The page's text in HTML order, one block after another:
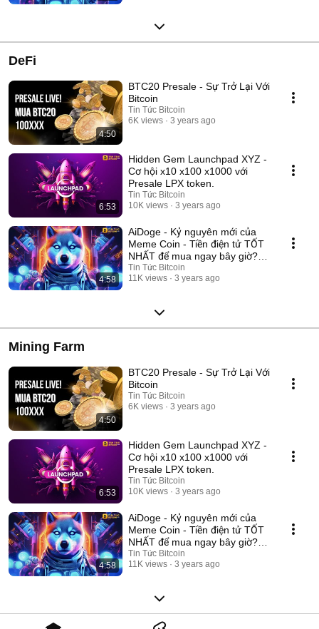
DeFi
4:50
BTC20 Presale - Sự Trở Lại Với
Bitcoin
Tin Tức Bitcoin
6K views
3 years ago
6:53
Hidden Gem Launchpad XYZ -
Cơ hội x10 x100 x1000 với
Presale LPX token.
Tin Tức Bitcoin
10K views
3 years ago
4:58
AiDoge - Kỷ nguyên mới của
Meme Coin - Tiền điện tử TỐT
NHẤT để mua ngay bây giờ?
#aidoge
Tin Tức Bitcoin
11K views
3 years ago
Mining Farm
4:50
BTC20 Presale - Sự Trở Lại Với
Bitcoin
Tin Tức Bitcoin
6K views
3 years ago
6:53
Hidden Gem Launchpad XYZ -
Cơ hội x10 x100 x1000 với
Presale LPX token.
Tin Tức Bitcoin
10K views
3 years ago
4:58
AiDoge - Kỷ nguyên mới của
Meme Coin - Tiền điện tử TỐT
NHẤT để mua ngay bây giờ?
#aidoge
Tin Tức Bitcoin
11K views
3 years ago